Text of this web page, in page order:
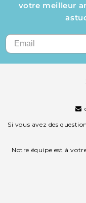
votre meilleur
Si vous avez des
Notre équipe est à